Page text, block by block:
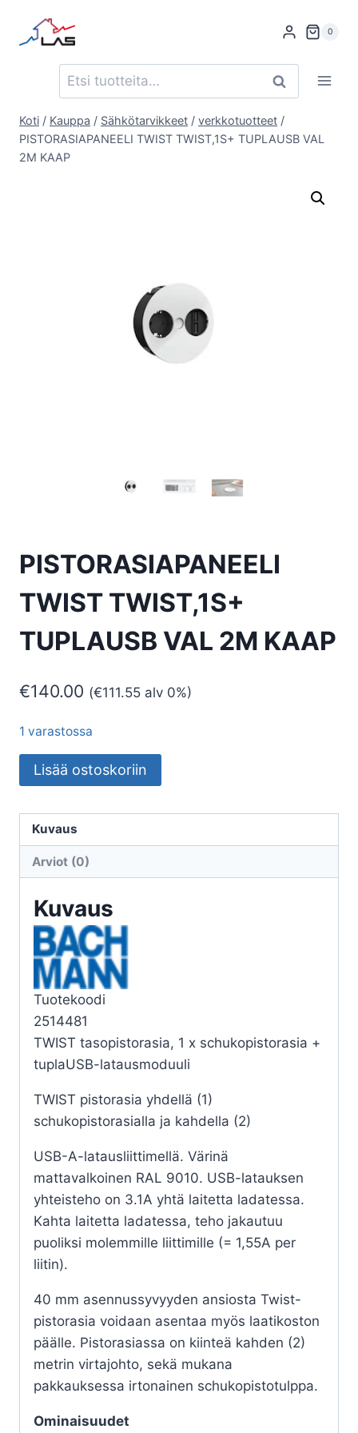
sisältöön
0
Etsi: Haku
Koti / Kauppa / Sähkötarvikkeet / verkkotuotteet /
PISTORASIAPANEELI TWIST TWIST,1S+ TUPLAUSB VAL
2M KAAP
PISTORASIAPANEELI
TWIST TWIST,1S+
TUPLAUSB VAL 2M KAAP
€140.00 (€111.55 alv 0%)
1 varastossa
PISTORASIAPANEELI
TWIST
TUPLAUSB
VAL
2M
määrä
Lisää ostoskoriin
Kuvaus
Arviot (0)
Kuvaus
Tuotekoodi
2514481
TWIST tasopistorasia, 1 x schukopistorasia +
tuplaUSB-latausmoduuli
TWIST pistorasia yhdellä (1)
schukopistorasialla ja kahdella (2)
USB-A-latausliittimellä. Värinä
mattavalkoinen RAL 9010. USB-latauksen
yhteisteho on 3.1A yhtä laitetta ladatessa.
Kahta laitetta ladatessa, teho jakautuu
puoliksi molemmille liittimille (= 1,55A per
liitin).
40 mm asennussyvyyden ansiosta Twist-
pistorasia voidaan asentaa myös laatikoston
päälle. Pistorasiassa on kiinteä kahden (2)
metrin virtajohto, sekä mukana
pakkauksessa irtonainen schukopistotulppa.
Ominaisuudet